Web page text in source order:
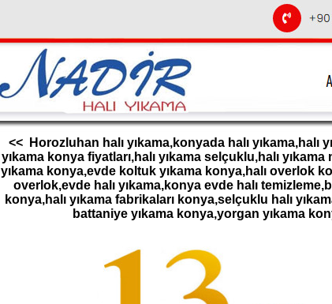
<< Horozluhan halı yıkama,konyada halı yıkama,halı
yıkama konya fiyatları,halı yıkama selçuklu,halı
yıkama konya,evde koltuk yıkama konya,halı overlok
overlok,evde halı yıkama,konya evde halı
konya,halı yıkama fabrikaları konya,selçuklu halı
battaniye yıkama konya,yorgan yıkama